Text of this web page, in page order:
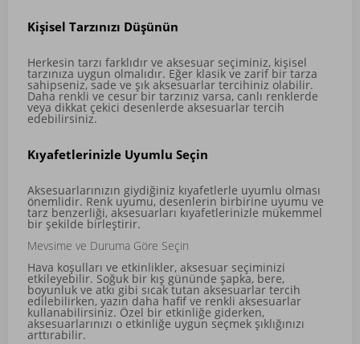
Kişisel Tarzınızı Düşünün
Herkesin tarzı farklıdır ve aksesuar seçiminiz, kişisel
tarzınıza uygun olmalıdır. Eğer klasik ve zarif bir tarza
sahipseniz, sade ve şık aksesuarlar tercihiniz olabilir.
Daha renkli ve cesur bir tarzınız varsa, canlı renklerde
veya dikkat çekici desenlerde aksesuarlar tercih
edebilirsiniz.
Kıyafetlerinizle Uyumlu Seçin
Aksesuarlarınızın giydiğiniz kıyafetlerle uyumlu olması
önemlidir. Renk uyumu, desenlerin birbirine uyumu ve
tarz benzerliği, aksesuarları kıyafetlerinizle mükemmel
bir şekilde birleştirir.
Mevsime ve Duruma Göre Seçin
Hava koşulları ve etkinlikler, aksesuar seçiminizi
etkileyebilir. Soğuk bir kış gününde şapka, bere,
boyunluk ve atkı gibi sıcak tutan aksesuarlar tercih
edilebilirken, yazın daha hafif ve renkli aksesuarlar
kullanabilirsiniz. Özel bir etkinliğe giderken,
aksesuarlarınızı o etkinliğe uygun seçmek şıklığınızı
arttırabilir.